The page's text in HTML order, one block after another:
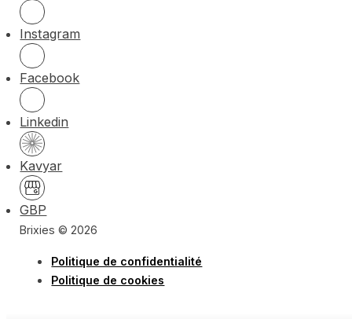
Instagram
Facebook
Linkedin
Kavyar
GBP
Brixies © 2026
Politique de confidentialité
Politique de cookies